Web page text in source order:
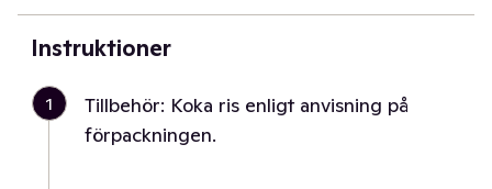
Instruktioner
1
Tillbehör: Koka ris enligt anvisning på
förpackningen.